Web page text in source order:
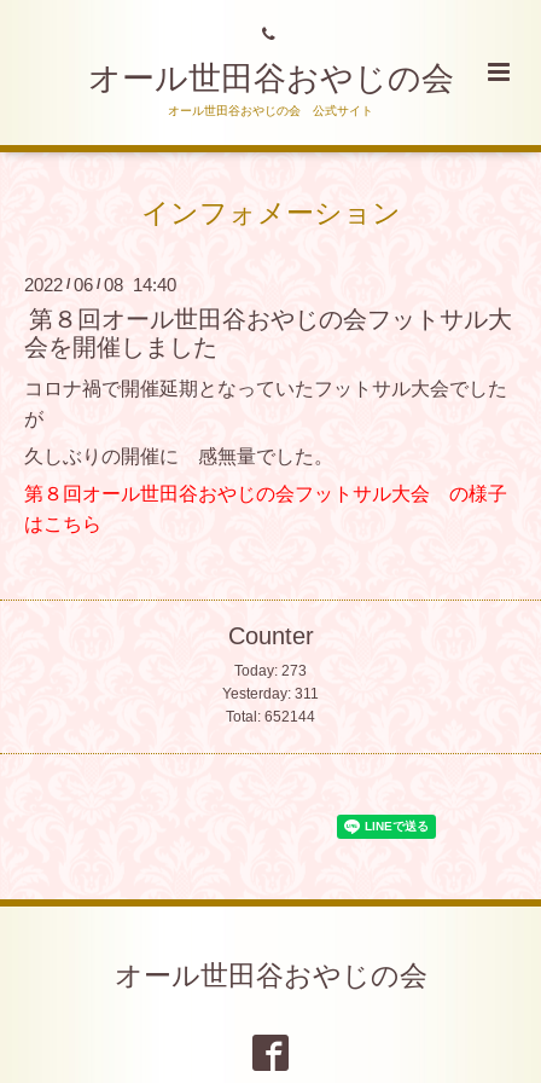
オール世田谷おやじの会
オール世田谷おやじの会 公式サイト
インフォメーション
2022 /06 / 08 14:40
第８回オール世田谷おやじの会フットサル大
会を開催しました
コロナ禍で開催延期となっていたフットサル大会でした
が
久しぶりの開催に 感無量でした。
第８回オール世田谷おやじの会フットサル大会 の様子
はこちら
Counter
Today: 273
Yesterday: 311
Total: 652144
オール世田谷おやじの会